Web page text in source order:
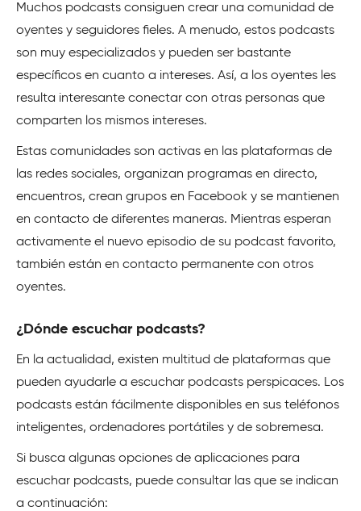
Muchos podcasts consiguen crear una comunidad de
oyentes y seguidores fieles. A menudo, estos podcasts
son muy especializados y pueden ser bastante
específicos en cuanto a intereses. Así, a los oyentes les
resulta interesante conectar con otras personas que
comparten los mismos intereses.
Estas comunidades son activas en las plataformas de
las redes sociales, organizan programas en directo,
encuentros, crean grupos en Facebook y se mantienen
en contacto de diferentes maneras. Mientras esperan
activamente el nuevo episodio de su podcast favorito,
también están en contacto permanente con otros
oyentes.
¿Dónde escuchar podcasts?
En la actualidad, existen multitud de plataformas que
pueden ayudarle a escuchar podcasts perspicaces. Los
podcasts están fácilmente disponibles en sus teléfonos
inteligentes, ordenadores portátiles y de sobremesa.
Si busca algunas opciones de aplicaciones para
escuchar podcasts, puede consultar las que se indican
a continuación: